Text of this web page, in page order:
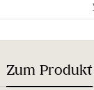
Zum Produkt